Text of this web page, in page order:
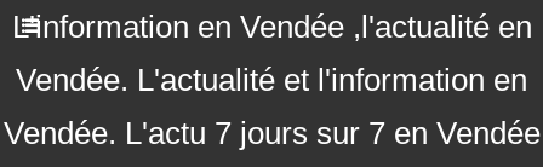
L'information en Vendée ,l'actualité en
Vendée. L'actualité et l'information en
Vendée. L'actu 7 jours sur 7 en Vendée